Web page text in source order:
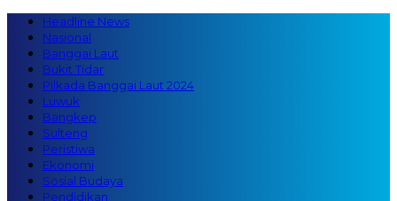
Headline News
Nasional
Banggai Laut
Bukit Tidar
Pilkada Banggai Laut 2024
Luwuk
Bangkep
Sulteng
Peristiwa
Ekonomi
Sosial Budaya
Pendidikan